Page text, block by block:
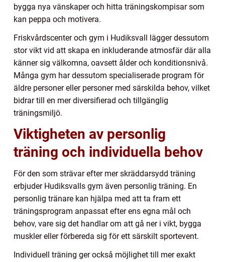
bygga nya vänskaper och hitta träningskompisar som
kan peppa och motivera.
Friskvårdscenter och gym i Hudiksvall lägger dessutom
stor vikt vid att skapa en inkluderande atmosfär där alla
känner sig välkomna, oavsett ålder och konditionsnivå.
Många gym har dessutom specialiserade program för
äldre personer eller personer med särskilda behov, vilket
bidrar till en mer diversifierad och tillgänglig
träningsmiljö.
Viktigheten av personlig
träning och individuella behov
För den som strävar efter mer skräddarsydd träning
erbjuder Hudiksvalls gym även personlig träning. En
personlig tränare kan hjälpa med att ta fram ett
träningsprogram anpassat efter ens egna mål och
behov, vare sig det handlar om att gå ner i vikt, bygga
muskler eller förbereda sig för ett särskilt sportevent.
Individuell träning ger också möjlighet till mer exakt